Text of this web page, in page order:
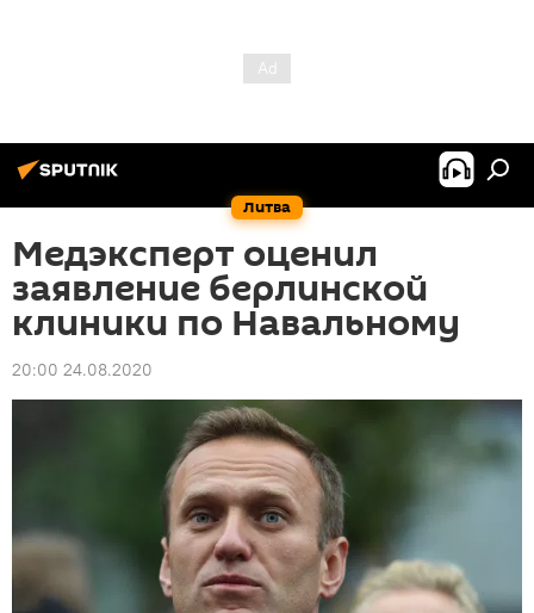
Литва
Медэксперт оценил
заявление берлинской
клиники по Навальному
20:00 24.08.2020